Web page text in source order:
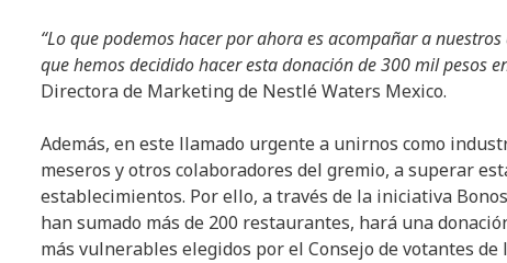
“Lo que podemos hacer por ahora es acompañar a
que hemos decidido hacer esta donación de 300 mil pesos
Directora de Marketing de Nestlé Waters Mexico.
Además, en este llamado urgente a unirnos como
meseros y otros colaboradores del gremio, a superar
establecimientos. Por ello, a través de la iniciativa
han sumado más de 200 restaurantes, hará una
más vulnerables elegidos por el Consejo de votantes